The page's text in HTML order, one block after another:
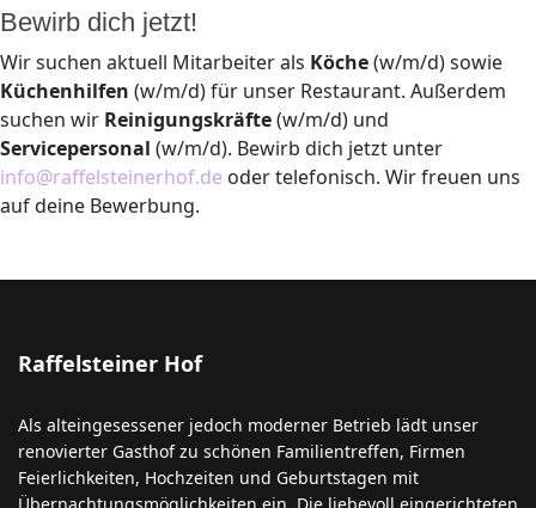
Bewirb dich jetzt!
Wir suchen aktuell Mitarbeiter als Köche(w/m/d) sowie
Küchenhilfen (w/m/d) für unser Restaurant. Außerdem
suchen wir Reinigungskräfte(w/m/d) und
Servicepersonal (w/m/d). Bewirb dich jetzt unter
info@raffelsteinerhof.de oder telefonisch. Wir freuen uns
auf deine Bewerbung.
Raffelsteiner Hof
Als alteingesessener jedoch moderner Betrieb lädt unser
renovierter Gasthof zu schönen Familientreffen, Firmen
Feierlichkeiten, Hochzeiten und Geburtstagen mit